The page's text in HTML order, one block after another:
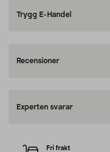
Trygg E-Handel
Recensioner
Experten svarar
Fri frakt